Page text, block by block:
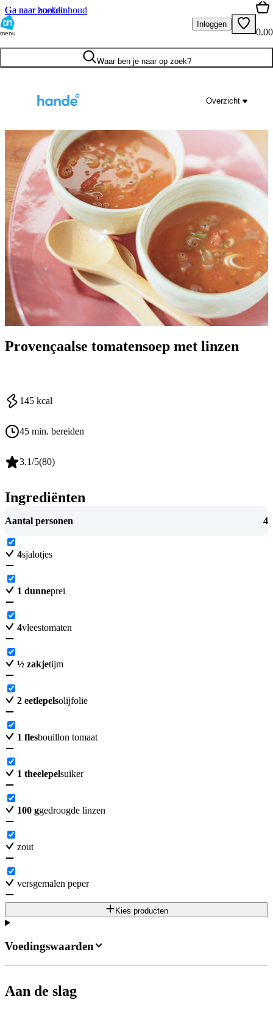
Ga naar hoofdinhoud
Ga naar zoeken
menu
Inloggen
0.00
Waar ben je naar op zoek?
Overzicht
Provençaalse tomatensoep met linzen
145 kcal
45 min. bereiden
3.1/5(80)
Ingrediënten
Aantal personen 4
4sjalotjes
1 dunneprei
4vleestomaten
½ zakjetijm
2 eetlepelsolijfolie
1 flesbouillon tomaat
1 theelepelsuiker
100 ggedroogde linzen
zout
versgemalen peper
Kies producten
Aan de slag
Voedingswaarden